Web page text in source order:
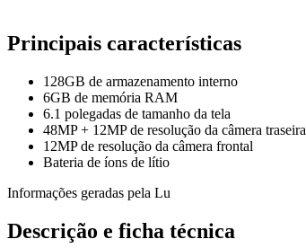
Principais características
128GB de armazenamento interno
6GB de memória RAM
6.1 polegadas de tamanho da tela
48MP + 12MP de resolução da câmera traseira
12MP de resolução da câmera frontal
Bateria de íons de lítio
Informações geradas pela Lu
Descrição e ficha técnica